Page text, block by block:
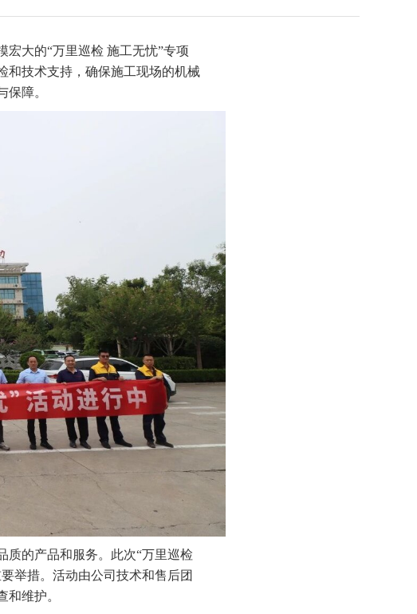
大的“万里巡检 施工无忧”专项
和技术支持，确保施工现场的机械
障。
质的产品和服务。此次“万里巡检
举措。活动由公司技术和售后团
维护。